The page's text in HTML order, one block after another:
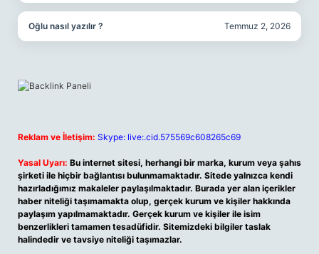
Oğlu nasıl yazılır ? Temmuz 2, 2026
Reklam ve İletişim: Skype: live:.cid.575569c608265c69
Yasal Uyarı: Bu internet sitesi, herhangi bir marka, kurum veya şahıs
şirketi ile hiçbir bağlantısı bulunmamaktadır. Sitede yalnızca kendi
hazırladığımız makaleler paylaşılmaktadır. Burada yer alan içerikler
haber niteliği taşımamakta olup, gerçek kurum ve kişiler hakkında
paylaşım yapılmamaktadır. Gerçek kurum ve kişiler ile isim
benzerlikleri tamamen tesadüfidir. Sitemizdeki bilgiler taslak
halindedir ve tavsiye niteliği taşımazlar.